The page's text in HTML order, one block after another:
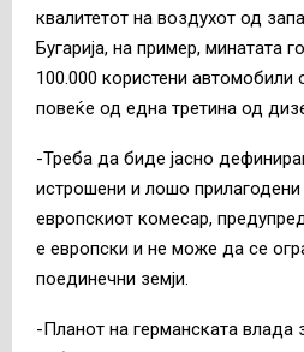
квалитетот на воздухот од
Бугарија, на пример, минатата
100.000 користени автомобили
повеќе од една третина од
-Треба да биде јасно
истрошени и лошо прилагодени
европскиот комесар,
е европски и не може да се
поединечни земји.
-Планот на германската влада